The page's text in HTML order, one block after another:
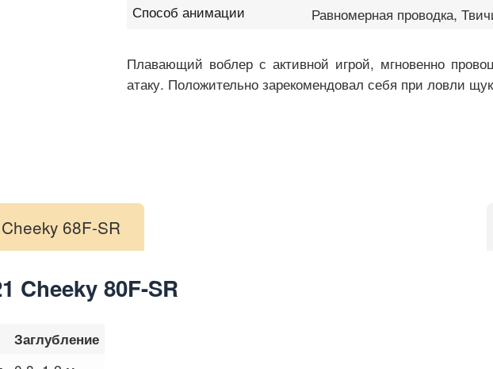
Способ анимации
Равномерная проводка,
Плавающий воблер с активной игрой, мгновенно
атаку. Положительно зарекомендовал себя при ловли
Cheeky 68F-SR
Cheeky 80F-SR
Заглубление